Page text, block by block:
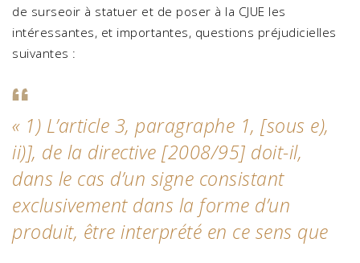
de surseoir à statuer et de poser à la CJUE les
intéressantes, et importantes, questions préjudicielles
suivantes :
« 1) L’article 3, paragraphe 1, [sous e),
ii)], de la directive [2008/95] doit-il,
dans le cas d’un signe consistant
exclusivement dans la forme d’un
produit, être interprété en ce sens que